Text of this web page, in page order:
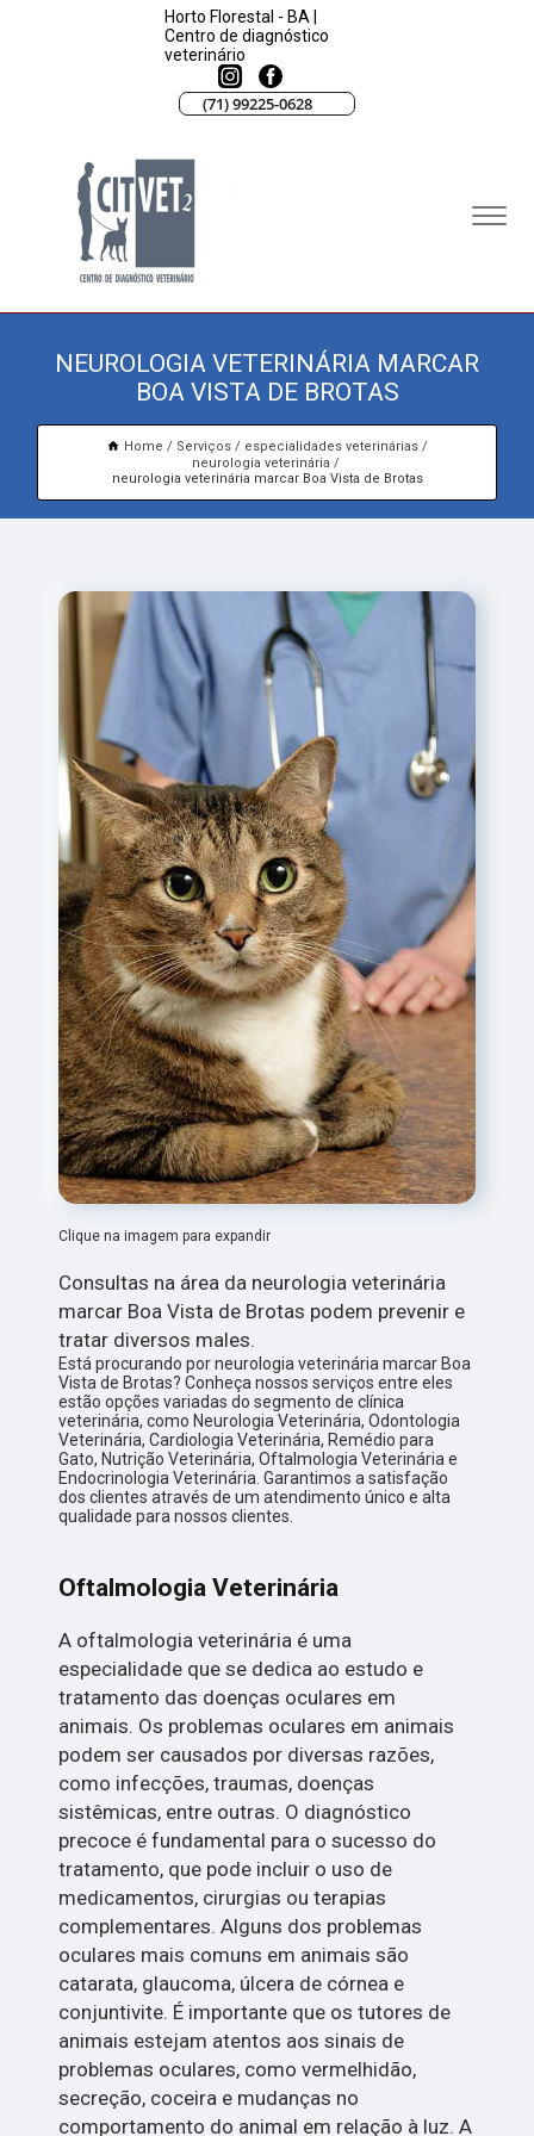
Horto Florestal - BA |
Centro de diagnóstico
veterinário
(71) 99225-0628
NEUROLOGIA VETERINÁRIA MARCAR
BOA VISTA DE BROTAS
Home Serviços
especialidades veterinárias
neurologia veterinária
neurologia veterinária marcar Boa Vista de Brotas
Clique na imagem para expandir
Consultas na área da neurologia veterinária
marcar Boa Vista de Brotas podem prevenir e
tratar diversos males.
Está procurando por neurologia veterinária marcar Boa
Vista de Brotas? Conheça nossos serviços entre eles
estão opções variadas do segmento de clínica
veterinária, como Neurologia Veterinária, Odontologia
Veterinária, Cardiologia Veterinária, Remédio para
Gato, Nutrição Veterinária, Oftalmologia Veterinária e
Endocrinologia Veterinária. Garantimos a satisfação
dos clientes através de um atendimento único e alta
qualidade para nossos clientes.
Oftalmologia Veterinária
A oftalmologia veterinária é uma
especialidade que se dedica ao estudo e
tratamento das doenças oculares em
animais. Os problemas oculares em animais
podem ser causados por diversas razões,
como infecções, traumas, doenças
sistêmicas, entre outras. O diagnóstico
precoce é fundamental para o sucesso do
tratamento, que pode incluir o uso de
medicamentos, cirurgias ou terapias
complementares. Alguns dos problemas
oculares mais comuns em animais são
catarata, glaucoma, úlcera de córnea e
conjuntivite. É importante que os tutores de
animais estejam atentos aos sinais de
problemas oculares, como vermelhidão,
secreção, coceira e mudanças no
comportamento do animal em relação à luz. A